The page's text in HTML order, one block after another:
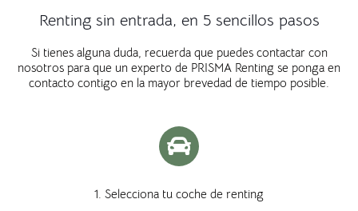
Renting sin entrada, en 5 sencillos pasos
Si tienes alguna duda, recuerda que puedes contactar con
nosotros para que un experto de PRISMA Renting se ponga en
contacto contigo en la mayor brevedad de tiempo posible.
1. Selecciona tu coche de renting